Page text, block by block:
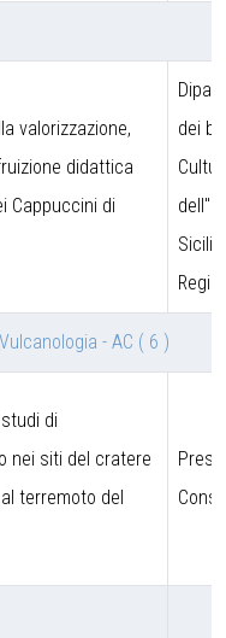
valorizzazione,
didattica
Cappuccini di
dei
- AC ( 6 )
di
nei siti del cratere
terremoto del